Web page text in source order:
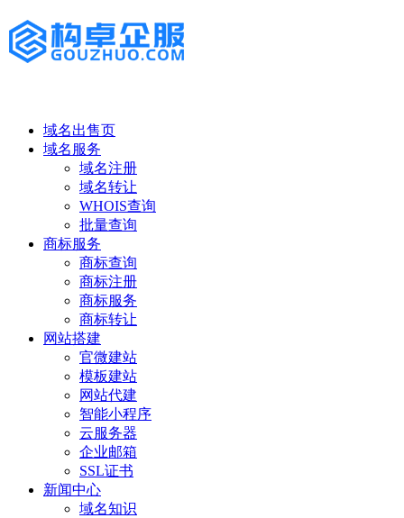
域名出售页
域名服务
域名注册
域名转让
WHOIS查询
批量查询
商标服务
商标查询
商标注册
商标服务
商标转让
网站搭建
官微建站
模板建站
网站代建
智能小程序
云服务器
企业邮箱
SSL证书
新闻中心
域名知识